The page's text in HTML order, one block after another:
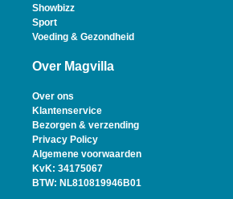
Showbizz
Sport
Voeding & Gezondheid
Over Magvilla
Over ons
Klantenservice
Bezorgen & verzending
Privacy Policy
Algemene voorwaarden
KvK: 34175067
BTW: NL810819946B01